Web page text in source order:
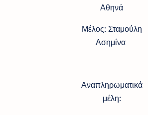
Αθηνά
Μέλος: Σταμούλη
Ασημίνα
Αναπληρωματικά
μέλη: